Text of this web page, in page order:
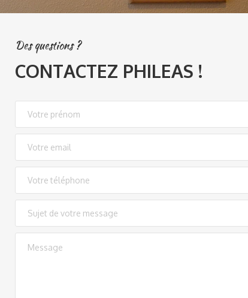
Des questions ?
CONTACTEZ PHILEAS !